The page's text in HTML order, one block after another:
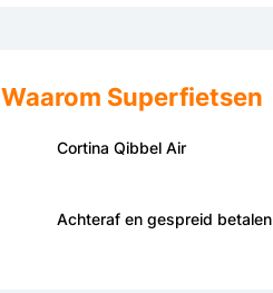
Waarom Superfietsen
Cortina Qibbel Air
Achteraf en gespreid betalen